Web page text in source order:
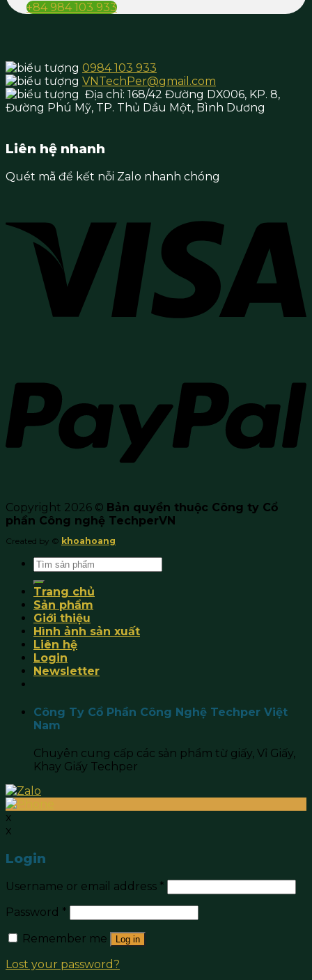
+84 984 103 933
0984 103 933
VNTechPer@gmail.com
Địa chỉ: 168/42 Đường DX006, KP. 8,
Đường Phú Mỹ, TP. Thủ Dầu Một, Bình Dương
Liên hệ nhanh
Quét mã để kết nỗi Zalo nhanh chóng
Copyright 2026 © Bản quyền thuộc Công ty Cổ
phần Công nghệ TechperVN
Created by © khoahoang
Search
for:
Trang chủ
Sản phẩm
Giới thiệu
Hình ảnh sản xuất
Liên hệ
Login
Newsletter
Công Ty Cổ Phần Công Nghệ Techper Việt
Nam
Chuyên cung cấp các sản phẩm từ giấy, Vỉ Giấy,
Khay Giấy Techper
x
x
Login
Username or email address *
Password *
Remember me
Log in
Lost your password?